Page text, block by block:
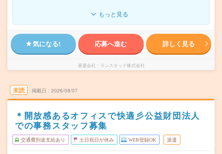
もっと見る
気になる! 応募へ進む 詳しく見る
派遣会社 ランスタッド株式会社
未読 掲載日 2026/08/07
＊開放感あるオフィスで快適彡公益財団法人
での事務スタッフ募集
交通費別途支給あり 土日祝日が休み WEB登録OK 派遣